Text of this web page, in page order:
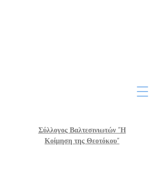
Σύλλογος Βαλτεσινιωτών "Η
Κοίμηση της Θεοτόκου"